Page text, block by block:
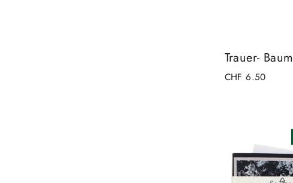
Trauer- Baum
CHF 6.50